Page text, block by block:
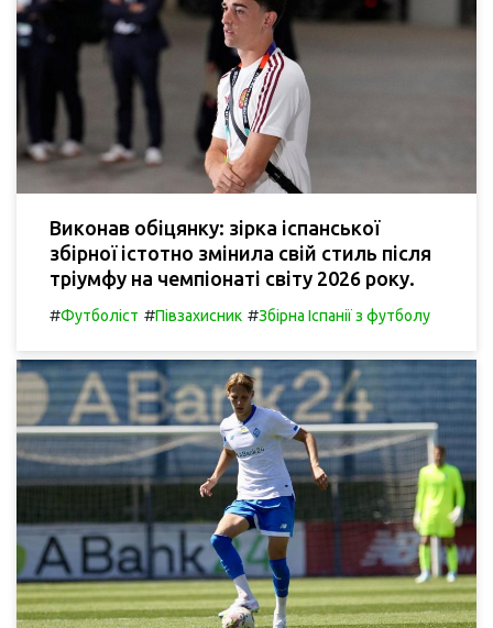
Виконав обіцянку: зірка іспанської
збірної істотно змінила свій стиль після
тріумфу на чемпіонаті світу 2026 року.
#Футболіст #Півзахисник #Збірна Іспанії з футболу